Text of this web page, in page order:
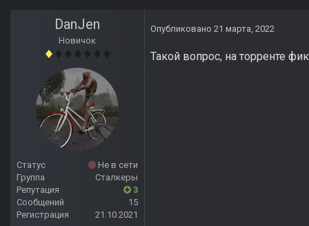
DanJen
Новичок
Статус
Не в сети
Группа
Сталкеры
Репутация
3
Сообщений
15
Регистрация
21.10.2021
Опубликовано 21 марта, 2022
Такой вопрос, на торренте